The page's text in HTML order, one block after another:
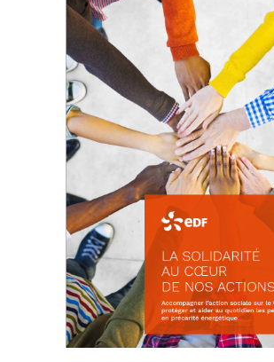
18 septembre 2023
Latest PostsCOMMUNIQUÉ DE PRESSE
AMF83Appel de fonds incendies de
forêtRéussir...
FEUILLETER